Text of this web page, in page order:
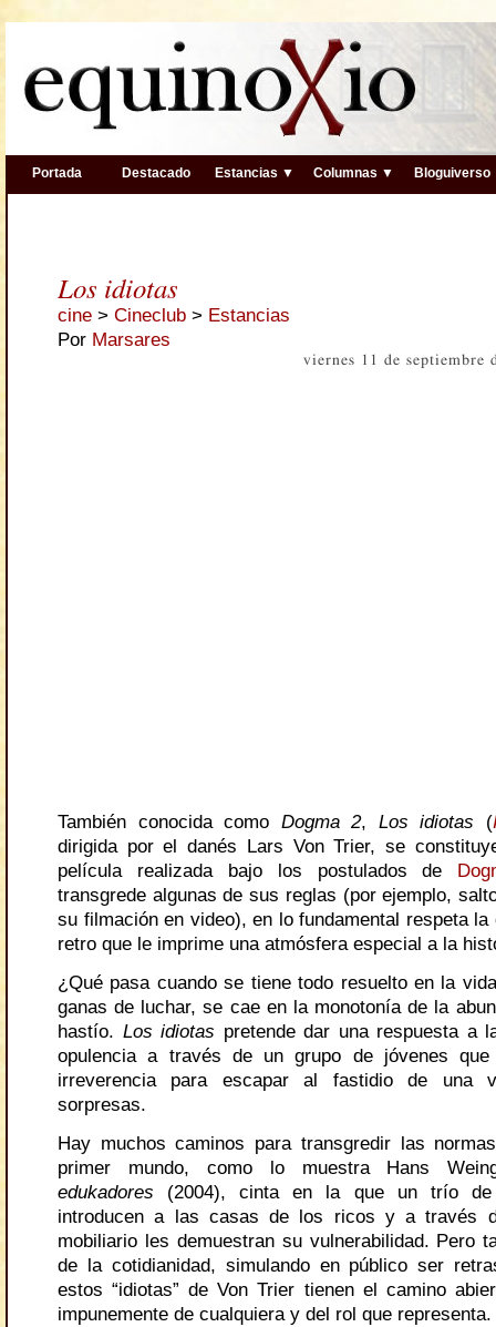
Portada Destacado Estancias ▼ Columnas ▼ Bloguiverso
Los idiotas
cine > Cineclub > Estancias
Por Marsares
viernes 11 de septiembre
También conocida como Dogma 2, Los idiotas (
dirigida por el danés Lars Von Trier, se
película realizada bajo los postulados de
transgrede algunas de sus reglas (por ejemplo,
su filmación en video), en lo fundamental respeta
retro que le imprime una atmósfera especial a la
¿Qué pasa cuando se tiene todo resuelto en la
ganas de luchar, se cae en la monotonía de la
hastío. Los idiotas pretende dar una respuesta a
opulencia a través de un grupo de jóvenes
irreverencia para escapar al fastidio de una
sorpresas.
Hay muchos caminos para transgredir las
primer mundo, como lo muestra Hans
edukadores (2004), cinta en la que un trío de
introducen a las casas de los ricos y a través
mobiliario les demuestran su vulnerabilidad. Pero
de la cotidianidad, simulando en público ser
estos “idiotas” de Von Trier tienen el camino
impunemente de cualquiera y del rol que representa.